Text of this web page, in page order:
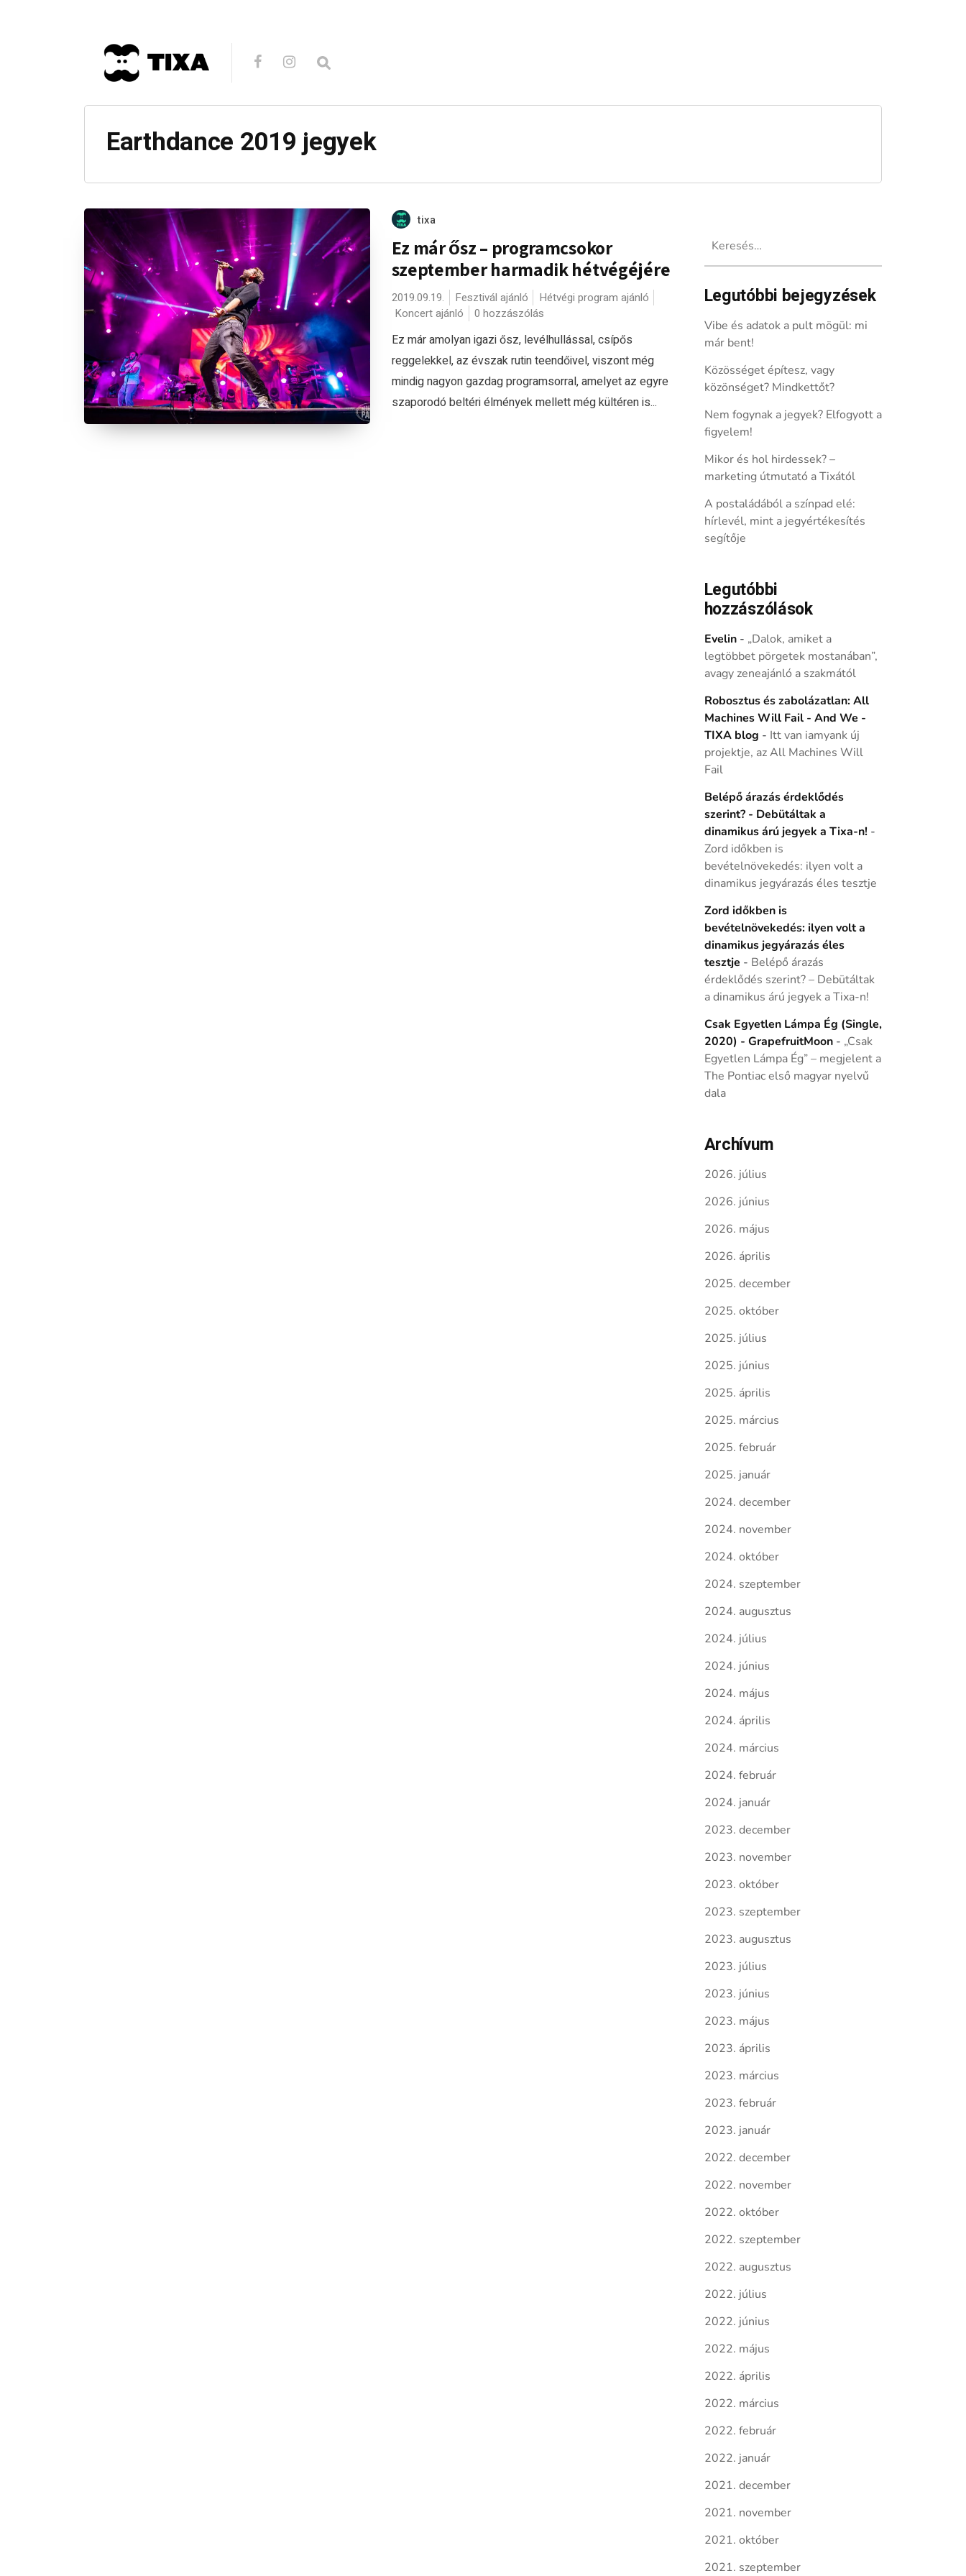
Earthdance 2019 jegyek
tixa
Ez már ősz – programcsokor
szeptember harmadik hétvégéjére
2019.09.19. Fesztivál ajánló
Hétvégi program ajánló
Koncert ajánló
0 hozzászólás
Ez már amolyan igazi ősz, levélhullással, csípős
reggelekkel, az évszak rutin teendőivel, viszont még
mindig nagyon gazdag programsorral, amelyet az egyre
szaporodó beltéri élmények mellett még kültéren is...
Legutóbbi bejegyzések
Vibe és adatok a pult mögül: mi
már bent!
Közösséget építesz, vagy
közönséget? Mindkettőt?
Nem fogynak a jegyek? Elfogyott a
figyelem!
Mikor és hol hirdessek? –
marketing útmutató a Tixától
A postaládából a színpad elé:
hírlevél, mint a jegyértékesítés
segítője
Legutóbbi
hozzászólások
Evelin- „Dalok, amiket a
legtöbbet pörgetek mostanában”,
avagy zeneajánló a szakmától
Robosztus és zabolázatlan: All
Machines Will Fail - And We -
TIXA blog - Itt van iamyank új
projektje, az All Machines Will
Fail
Belépő árazás érdeklődés
szerint? - Debütáltak a
dinamikus árú jegyek a Tixa-n! -
Zord időkben is
bevételnövekedés: ilyen volt a
dinamikus jegyárazás éles tesztje
Zord időkben is
bevételnövekedés: ilyen volt a
dinamikus jegyárazás éles
tesztje - Belépő árazás
érdeklődés szerint? – Debütáltak
a dinamikus árú jegyek a Tixa-n!
Csak Egyetlen Lámpa Ég (Single,
2020) - GrapefruitMoon- „Csak
Egyetlen Lámpa Ég” – megjelent a
The Pontiac első magyar nyelvű
dala
Archívum
2026. július
2026. június
2026. május
2026. április
2025. december
2025. október
2025. július
2025. június
2025. április
2025. március
2025. február
2025. január
2024. december
2024. november
2024. október
2024. szeptember
2024. augusztus
2024. július
2024. június
2024. május
2024. április
2024. március
2024. február
2024. január
2023. december
2023. november
2023. október
2023. szeptember
2023. augusztus
2023. július
2023. június
2023. május
2023. április
2023. március
2023. február
2023. január
2022. december
2022. november
2022. október
2022. szeptember
2022. augusztus
2022. július
2022. június
2022. május
2022. április
2022. március
2022. február
2022. január
2021. december
2021. november
2021. október
2021. szeptember